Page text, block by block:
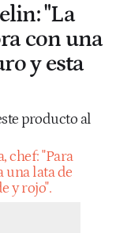
"La
con una
y esta
producto al
chef: "Para
una lata de
y rojo".